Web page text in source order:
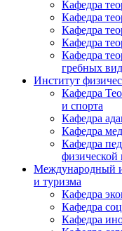
Кафедра
Кафедра
Кафедра
Кафедра
Кафедра
гребных
Институт
Кафедра
и спорта
Кафедра
Кафедра
Кафедра
физической
Международный
и туризма
Кафедра
Кафедра
Кафедра